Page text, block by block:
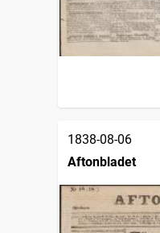
1838-08-06
Aftonbladet